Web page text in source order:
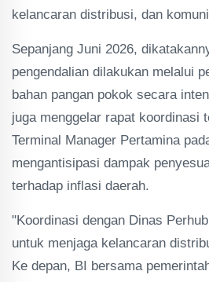
kelancaran distribusi, dan
Sepanjang Juni 2026,
pengendalian dilakukan melalui
bahan pangan pokok secara
juga menggelar rapat koordinasi
Terminal Manager Pertamina
mengantisipasi dampak
terhadap inflasi daerah.
"Koordinasi dengan Dinas
untuk menjaga kelancaran
Ke depan, BI bersama